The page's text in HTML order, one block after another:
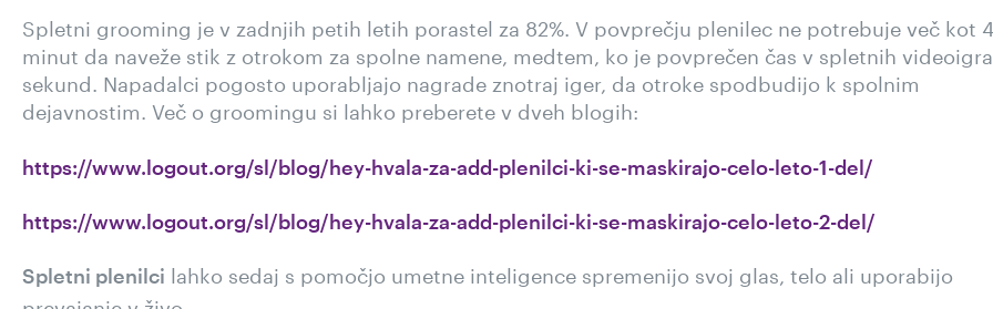
Spletni grooming je v zadnjih petih letih porastel za 82%. V povprečju plenilec ne potrebuje več kot
minut da naveže stik z otrokom za spolne namene, medtem, ko je povprečen čas v spletnih
sekund. Napadalci pogosto uporabljajo nagrade znotraj iger, da otroke spodbudijo k spolnim
dejavnostim. Več o groomingu si lahko preberete v dveh blogih:
https://www.logout.org/sl/blog/hey-hvala-za-add-plenilci-ki-se-maskirajo-celo-leto-1-del/
https://www.logout.org/sl/blog/hey-hvala-za-add-plenilci-ki-se-maskirajo-celo-leto-2-del/
Spletni plenilci lahko sedaj s pomočjo umetne inteligence spremenijo svoj glas, telo ali uporabijo